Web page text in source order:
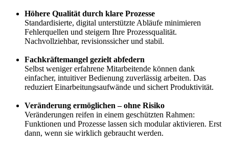
Höhere Qualität durch klare Prozesse
Standardisierte, digital unterstützte Abläufe minimieren
Fehlerquellen und steigern Ihre Prozessqualität.
Nachvollziehbar, revisionssicher und stabil.
Fachkräftemangel gezielt abfedern
Selbst weniger erfahrene Mitarbeitende können dank
einfacher, intuitiver Bedienung zuverlässig arbeiten. Das
reduziert Einarbeitungsaufwände und sichert Produktivität.
Veränderung ermöglichen – ohne Risiko
Veränderungen reifen in einem geschützten Rahmen:
Funktionen und Prozesse lassen sich modular aktivieren. Erst
dann, wenn sie wirklich gebraucht werden.